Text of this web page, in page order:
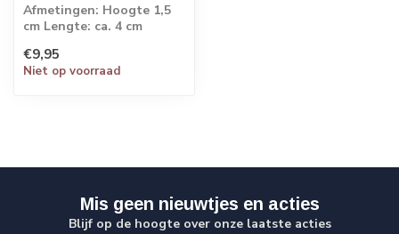
Afmetingen: Hoogte 1,5
cm Lengte: ca. 4 cm
€9,95
Niet op voorraad
Mis geen nieuwtjes en acties
Blijf op de hoogte over onze laatste acties